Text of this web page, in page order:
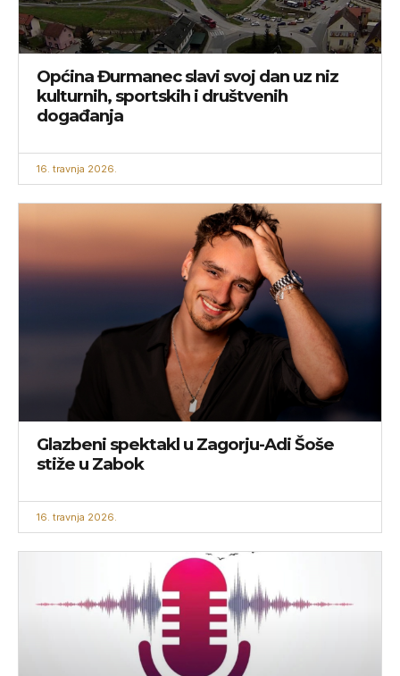
Općina Đurmanec slavi svoj dan uz niz
kulturnih, sportskih i društvenih
događanja
16. travnja 2026.
Glazbeni spektakl u Zagorju-Adi Šoše
stiže u Zabok
16. travnja 2026.